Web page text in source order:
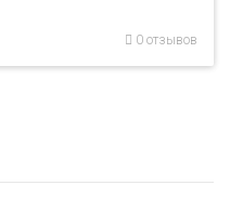
0 отзывов